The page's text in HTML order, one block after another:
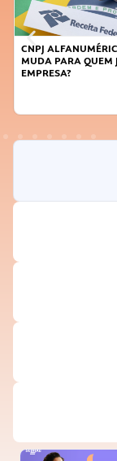
CNPJ
MUDA PARA QUEM
EMPRESA?